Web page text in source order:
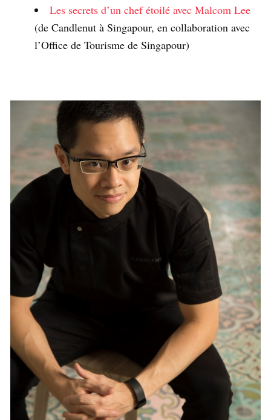
Les secrets d’un chef étoilé avec Malcom Lee
(de Candlenut à Singapour, en collaboration avec
l’Office de Tourisme de Singapour)